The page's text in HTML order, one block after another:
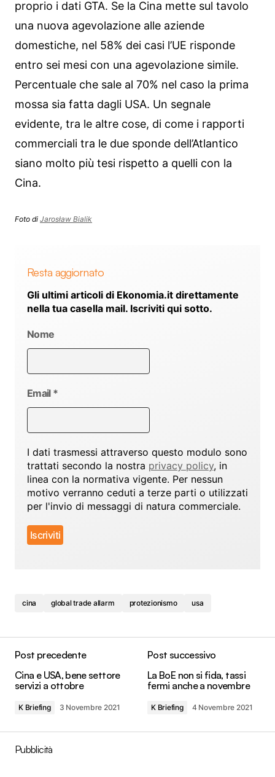
proprio i dati GTA. Se la Cina mette sul tavolo
una nuova agevolazione alle aziende
domestiche, nel 58% dei casi l’UE risponde
entro sei mesi con una agevolazione simile.
Percentuale che sale al 70% nel caso la prima
mossa sia fatta dagli USA. Un segnale
evidente, tra le altre cose, di come i rapporti
commerciali tra le due sponde dell’Atlantico
siano molto più tesi rispetto a quelli con la
Cina.
Foto di Jarosław Bialik
Resta aggiornato
Gli ultimi articoli di Ekonomia.it direttamente
nella tua casella mail. Iscriviti qui sotto.
Nome
Email *
I dati trasmessi attraverso questo modulo sono
trattati secondo la nostra privacy policy, in
linea con la normativa vigente. Per nessun
motivo verranno ceduti a terze parti o utilizzati
per l'invio di messaggi di natura commerciale.
cina global trade allarm protezionismo usa
Post precedente
Cina e USA, bene settore
servizi a ottobre
K Briefing 3 Novembre 2021
Post successivo
La BoE non si fida, tassi
fermi anche a novembre
K Briefing 4 Novembre 2021
Pubblicità